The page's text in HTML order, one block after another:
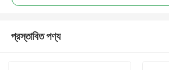
প্রস্তাবিত পণ্য